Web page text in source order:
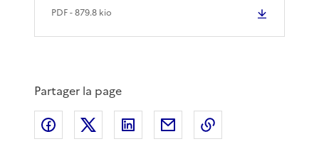
PDF- 879.8 kio
Partager la page
Partager sur Facebook
Partager sur XPartager sur LinkedIn
Partager par email